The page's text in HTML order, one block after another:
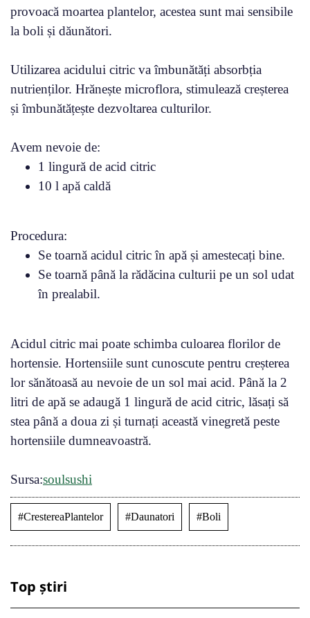
provoacă moartea plantelor, acestea sunt mai sensibile
la boli și dăunători.
Utilizarea acidului citric va îmbunătăți absorbția
nutrienților. Hrănește microflora, stimulează creșterea
și îmbunătățește dezvoltarea culturilor.
Avem nevoie de:
1 lingură de acid citric
10 l apă caldă
Procedura:
Se toarnă acidul citric în apă și amestecați bine.
Se toarnă până la rădăcina culturii pe un sol udat
în prealabil.
Acidul citric mai poate schimba culoarea florilor de
hortensie. Hortensiile sunt cunoscute pentru creșterea
lor sănătoasă au nevoie de un sol mai acid. Până la 2
litri de apă se adaugă 1 lingură de acid citric, lăsați să
stea până a doua zi și turnați această vinegretă peste
hortensiile dumneavoastră.
Sursa:soulsushi
#CrestereaPlantelor #Daunatori #Boli
Top știri